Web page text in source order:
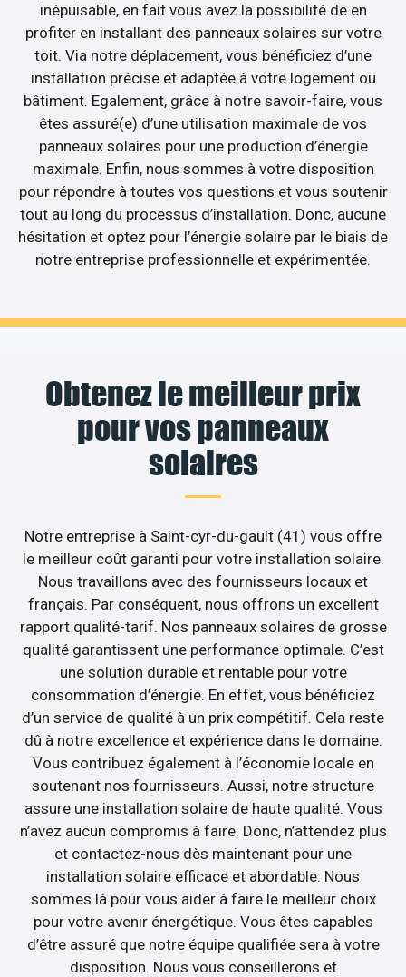
inépuisable, en fait vous avez la possibilité de en
profiter en installant des panneaux solaires sur votre
toit. Via notre déplacement, vous bénéficiez d’une
installation précise et adaptée à votre logement ou
bâtiment. Egalement, grâce à notre savoir-faire, vous
êtes assuré(e) d’une utilisation maximale de vos
panneaux solaires pour une production d’énergie
maximale. Enfin, nous sommes à votre disposition
pour répondre à toutes vos questions et vous soutenir
tout au long du processus d’installation. Donc, aucune
hésitation et optez pour l’énergie solaire par le biais de
notre entreprise professionnelle et expérimentée.
Obtenez le meilleur prix
pour vos panneaux
solaires
Notre entreprise à Saint-cyr-du-gault (41) vous offre
le meilleur coût garanti pour votre installation solaire.
Nous travaillons avec des fournisseurs locaux et
français. Par conséquent, nous offrons un excellent
rapport qualité-tarif. Nos panneaux solaires de grosse
qualité garantissent une performance optimale. C’est
une solution durable et rentable pour votre
consommation d’énergie. En effet, vous bénéficiez
d’un service de qualité à un prix compétitif. Cela reste
dû à notre excellence et expérience dans le domaine.
Vous contribuez également à l’économie locale en
soutenant nos fournisseurs. Aussi, notre structure
assure une installation solaire de haute qualité. Vous
n’avez aucun compromis à faire. Donc, n’attendez plus
et contactez-nous dès maintenant pour une
installation solaire efficace et abordable. Nous
sommes là pour vous aider à faire le meilleur choix
pour votre avenir énergétique. Vous êtes capables
d’être assuré que notre équipe qualifiée sera à votre
disposition. Nous vous conseillerons et